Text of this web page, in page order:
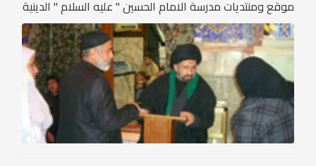
موقع ومنتديات مدرسة الامام الحسين " عليه السلام " الدينية